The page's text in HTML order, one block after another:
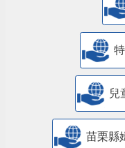
兒
苗栗縣